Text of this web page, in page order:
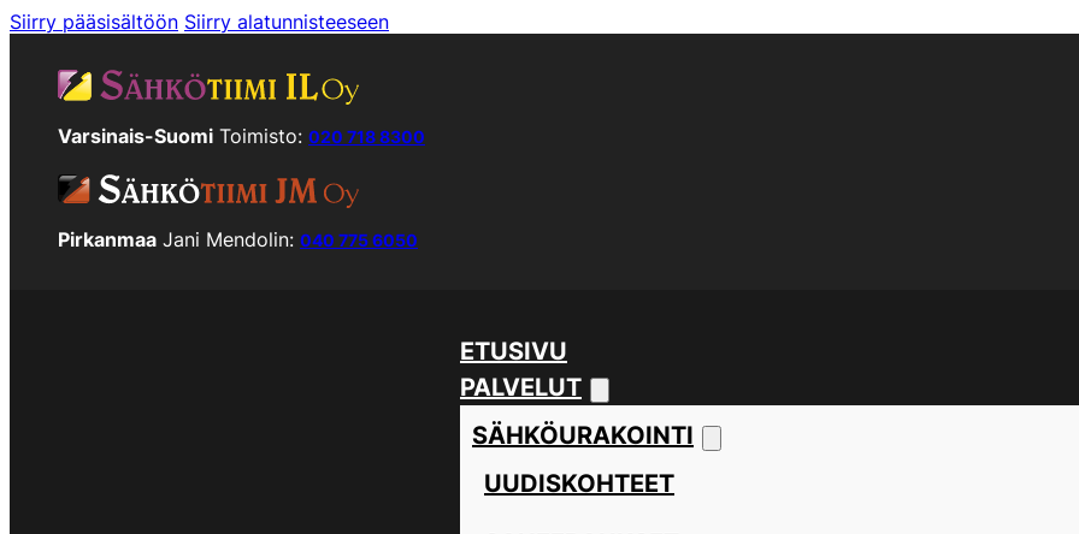
Siirry pääsisältöön Siirry alatunnisteeseen
Varsinais-Suomi Toimisto: 020 718 8300
Pirkanmaa Jani Mendolin: 040 775 6050
ETUSIVU
PALVELUT
SÄHKÖURAKOINTI
UUDISKOHTEET